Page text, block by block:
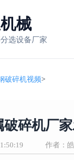
械
选设备厂家
破碎机视频>
破碎机厂
作者：